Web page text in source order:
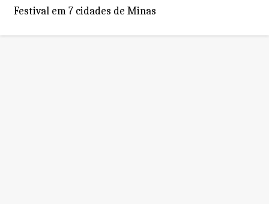
Festival em 7 cidades de Minas